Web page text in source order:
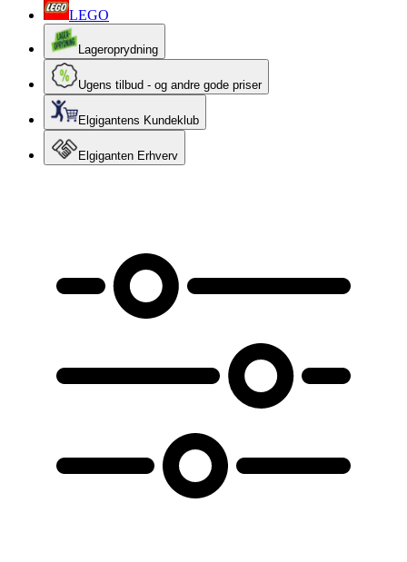
LEGO
Lageroprydning
Ugens tilbud - og andre gode priser
Elgigantens Kundeklub
Elgiganten Erhverv